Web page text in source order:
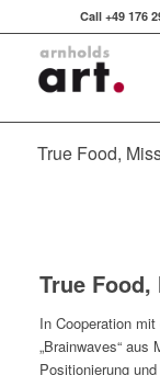
Call +49 176
True Food,
True
In Cooperation
„Brainwaves“
Positionierung